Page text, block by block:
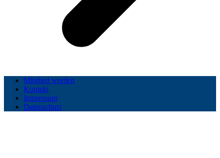
Mitglied werden
Kontakt
Impressum
Datenschutz